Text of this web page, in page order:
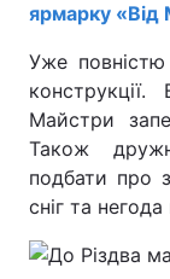
ярмарку «Від
Уже
Майстри
Також
подбати про
сніг та негода